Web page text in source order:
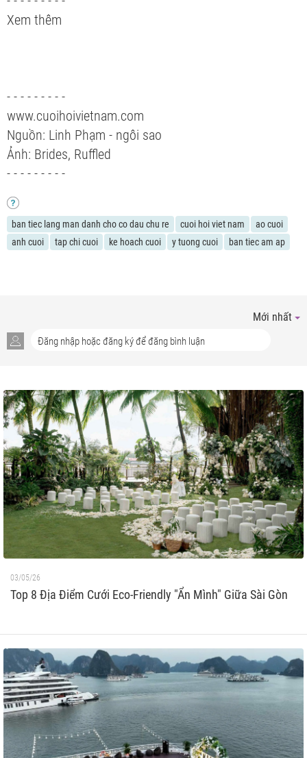
Xem thêm
- - - - - - - - -
www.cuoihoivietnam.com
Nguồn: Linh Phạm - ngôi sao
Ảnh: Brides, Ruffled
- - - - - - - - -
ban tiec lang man danh cho co dau chu re cuoi hoi viet nam
ao cuoi
anh cuoi
tap chi cuoi ke hoach cuoi y tuong cuoi ban tiec am ap
Mới nhất
03/05/26
Top 8 Địa Điểm Cưới Eco-Friendly "Ẩn Mình" Giữa Sài Gòn